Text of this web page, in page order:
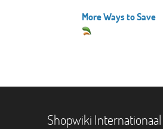
More Ways to Save
Shopwiki Internationaal